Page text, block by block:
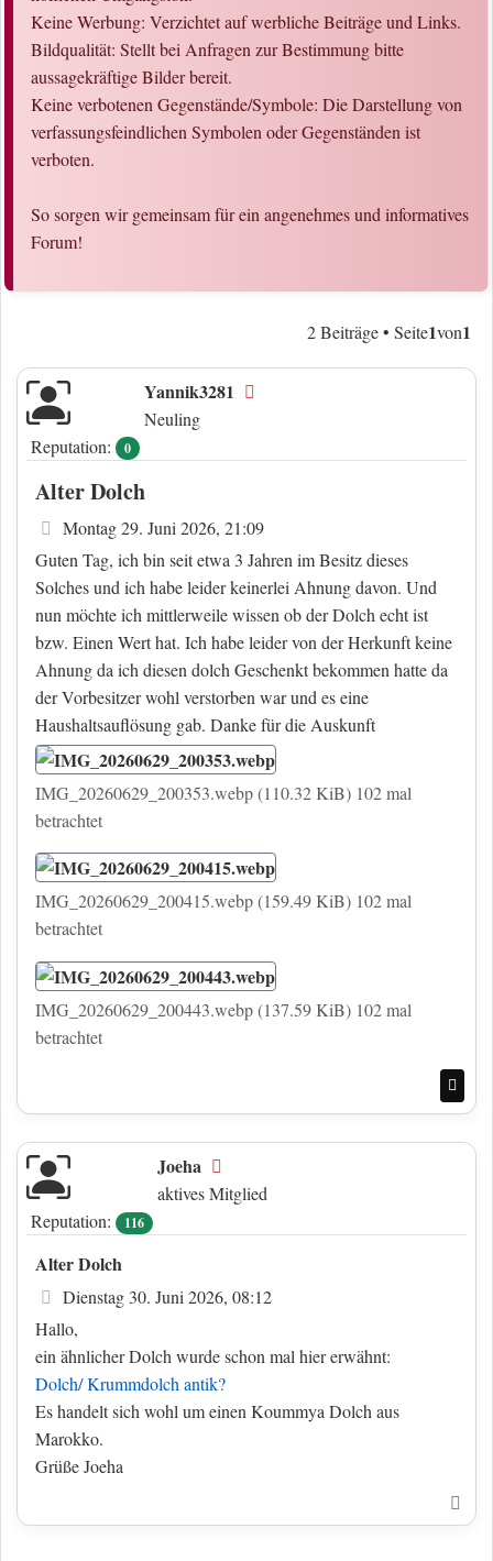
Keine Werbung: Verzichtet auf werbliche Beiträge und Links.
Bildqualität: Stellt bei Anfragen zur Bestimmung bitte
aussagekräftige Bilder bereit.
Keine verbotenen Gegenstände/Symbole: Die Darstellung von
verfassungsfeindlichen Symbolen oder Gegenständen ist
verboten.
So sorgen wir gemeinsam für ein angenehmes und informatives
Forum!
2 Beiträge • Seite1von1
Yannik3281
Neuling
Reputation:
0
Alter Dolch
Beitrag
Montag 29. Juni 2026, 21:09
Guten Tag, ich bin seit etwa 3 Jahren im Besitz dieses
Solches und ich habe leider keinerlei Ahnung davon. Und
nun möchte ich mittlerweile wissen ob der Dolch echt ist
bzw. Einen Wert hat. Ich habe leider von der Herkunft keine
Ahnung da ich diesen dolch Geschenkt bekommen hatte da
der Vorbesitzer wohl verstorben war und es eine
Haushaltsauflösung gab. Danke für die Auskunft
IMG_20260629_200353.webp (110.32 KiB) 102 mal
betrachtet
IMG_20260629_200415.webp (159.49 KiB) 102 mal
betrachtet
IMG_20260629_200443.webp (137.59 KiB) 102 mal
betrachtet
Joeha
aktives Mitglied
Reputation:
116
Alter Dolch
Beitrag
Dienstag 30. Juni 2026, 08:12
Hallo,
ein ähnlicher Dolch wurde schon mal hier erwähnt:
Dolch/ Krummdolch antik?
Es handelt sich wohl um einen Koummya Dolch aus
Marokko.
Grüße Joeha